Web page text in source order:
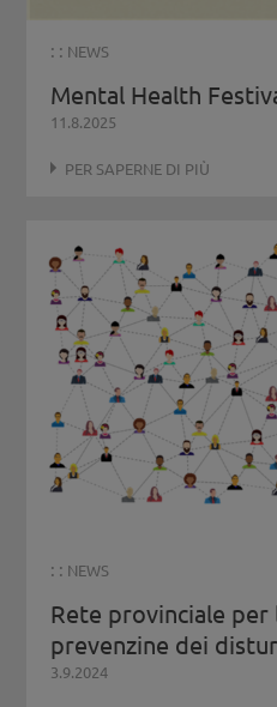
: : NEWS
Mental Health
11.8.2025
PER SAPERNE DI PIÙ
: : NEWS
Rete provinciale per
prevenzine dei
3.9.2024